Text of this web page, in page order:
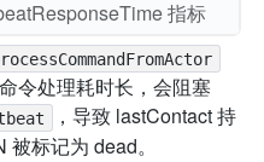
指标
令处理耗时长，会阻塞
，导致 lastContact 持
标记为 dead。